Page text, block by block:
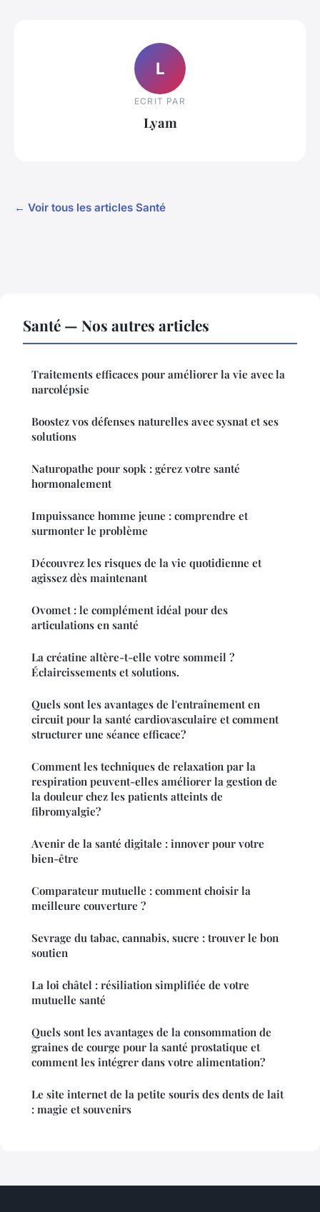
L
ECRIT PAR
Lyam
← Voir tous les articles Santé
Santé — Nos autres articles
Traitements efficaces pour améliorer la vie avec la
narcolépsie
Boostez vos défenses naturelles avec sysnat et ses
solutions
Naturopathe pour sopk : gérez votre santé
hormonalement
Impuissance homme jeune : comprendre et
surmonter le problème
Découvrez les risques de la vie quotidienne et
agissez dès maintenant
Ovomet : le complément idéal pour des
articulations en santé
La créatine altère-t-elle votre sommeil ?
Éclaircissements et solutions.
Quels sont les avantages de l'entraînement en
circuit pour la santé cardiovasculaire et comment
structurer une séance efficace?
Comment les techniques de relaxation par la
respiration peuvent-elles améliorer la gestion de
la douleur chez les patients atteints de
fibromyalgie?
Avenir de la santé digitale : innover pour votre
bien-être
Comparateur mutuelle : comment choisir la
meilleure couverture ?
Sevrage du tabac, cannabis, sucre : trouver le bon
soutien
La loi châtel : résiliation simplifiée de votre
mutuelle santé
Quels sont les avantages de la consommation de
graines de courge pour la santé prostatique et
comment les intégrer dans votre alimentation?
Le site internet de la petite souris des dents de lait
: magie et souvenirs